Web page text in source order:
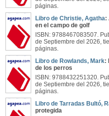
páginas.
Libro de Christie, Agatha:
en el campo de golf
ISBN: 9788467083507.
de Septiembre del 2026,
páginas.
Libro de Rowlands, Mark:
de los perros
ISBN: 9788432251320.
de Septiembre del 2026,
páginas.
Libro de Tarradas Bultó,
protegida